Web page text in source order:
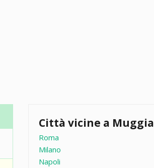
Città vicine a Muggia
Roma
Milano
Napoli